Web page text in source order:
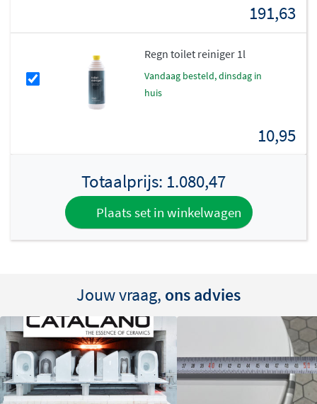
191,63
Regn toilet reiniger 1l
vandaag besteld, dinsdag in
huis
10,95
Totaalprijs: 1.080,47
Plaats set in winkelwagen
Jouw vraag, ons advies